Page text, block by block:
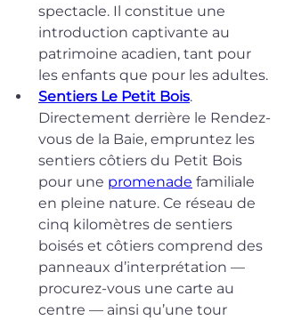
spectacle. Il constitue une
introduction captivante au
patrimoine acadien, tant pour
les enfants que pour les adultes.
Sentiers Le Petit Bois.
Directement derrière le Rendez-
vous de la Baie, empruntez les
sentiers côtiers du Petit Bois
pour une promenade familiale
en pleine nature. Ce réseau de
cinq kilomètres de sentiers
boisés et côtiers comprend des
panneaux d’interprétation —
procurez-vous une carte au
centre — ainsi qu’une tour